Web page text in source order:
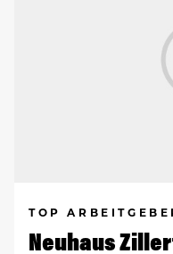
TOP
Neuhaus